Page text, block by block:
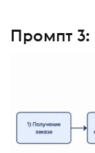
Промпт 3: